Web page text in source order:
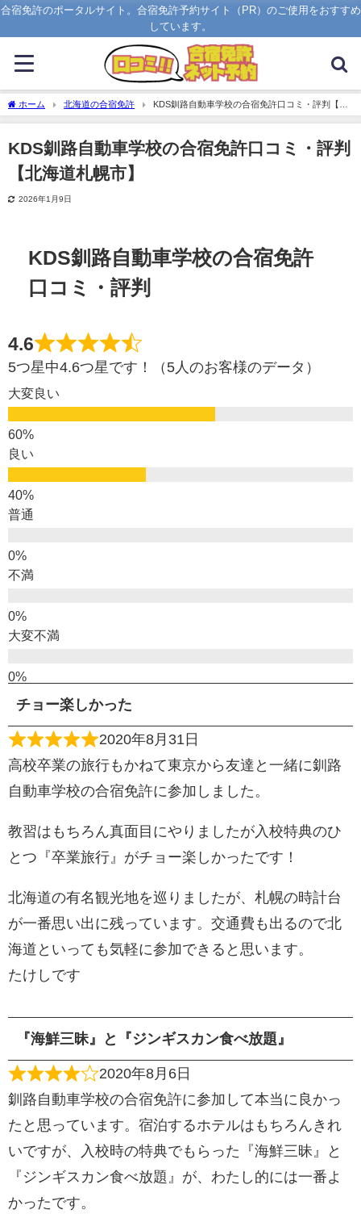
合宿免許のポータルサイト。合宿免許予約サイト（PR）のご使用をおすすめ
しています。
ホーム 北海道の合宿免許
KDS釧路自動車学校の合宿免許口コミ・評判【北
海道札幌市】
KDS釧路自動車学校の合宿免許口コミ・評判
【北海道札幌市】
2026年1月9日
KDS釧路自動車学校の合宿免許
口コミ・評判
4.6
5つ星中4.6つ星です！（5人のお客様のデータ）
大変良い
良い
普通
不満
大変不満
チョー楽しかった
2020年8月31日
高校卒業の旅行もかねて東京から友達と一緒に釧路
自動車学校の合宿免許に参加しました。
教習はもちろん真面目にやりましたが入校特典のひ
とつ『卒業旅行』がチョー楽しかったです！
北海道の有名観光地を巡りましたが、札幌の時計台
が一番思い出に残っています。交通費も出るので北
海道といっても気軽に参加できると思います。
たけしです
『海鮮三昧』と『ジンギスカン食べ放題』
2020年8月6日
釧路自動車学校の合宿免許に参加して本当に良かっ
たと思っています。宿泊するホテルはもちろんきれ
いですが、入校時の特典でもらった『海鮮三昧』と
『ジンギスカン食べ放題』が、わたし的には一番よ
かったです。